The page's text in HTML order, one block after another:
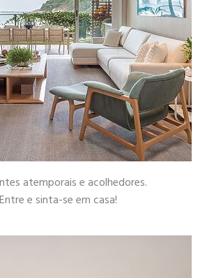
atemporais e acolhedores.
Entre e sinta-se em casa!